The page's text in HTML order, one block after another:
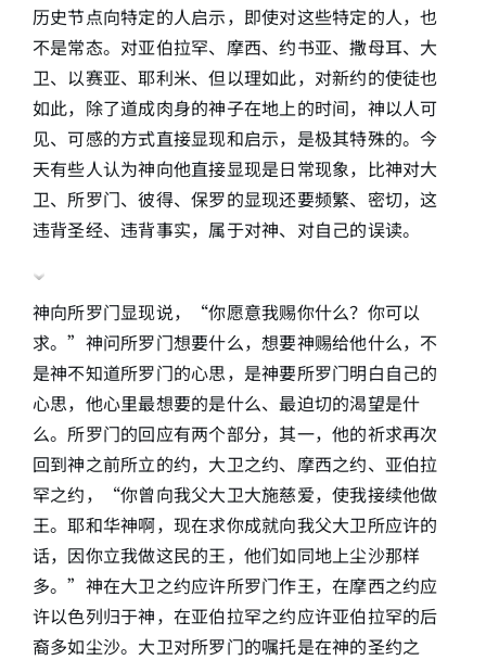
历史节点向特定的人启示，即使对这些特定的人，也
不是常态。对亚伯拉罕、摩西、约书亚、撒母耳、大
卫、以赛亚、耶利米、但以理如此，对新约的使徒也
如此，除了道成肉身的神子在地上的时间，神以人可
见、可感的方式直接显现和启示，是极其特殊的。今
天有些人认为神向他直接显现是日常现象，比神对大
卫、所罗门、彼得、保罗的显现还要频繁、密切，这
违背圣经、违背事实，属于对神、对自己的误读。
神向所罗门显现说，“你愿意我赐你什么？你可以
求。”神问所罗门想要什么，想要神赐给他什么，不
是神不知道所罗门的心思，是神要所罗门明白自己的
心思，他心里最想要的是什么、最迫切的渴望是什
么。所罗门的回应有两个部分，其一，他的祈求再次
回到神之前所立的约，大卫之约、摩西之约、亚伯拉
罕之约，“你曾向我父大卫大施慈爱，使我接续他做
王。耶和华神啊，现在求你成就向我父大卫所应许的
话，因你立我做这民的王，他们如同地上尘沙那样
多。”神在大卫之约应许所罗门作王，在摩西之约应
许以色列归于神，在亚伯拉罕之约应许亚伯拉罕的后
裔多如尘沙。大卫对所罗门的嘱托是在神的圣约之